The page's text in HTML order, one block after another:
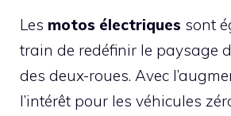
Les motos électriques sont
train de redéfinir le paysage
des deux-roues. Avec
l’intérêt pour les véhicules